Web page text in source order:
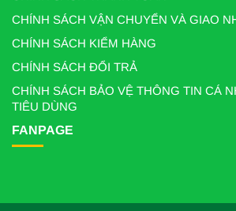
CHÍNH SÁCH VẬN CHUYỂN VÀ GIAO
CHÍNH SÁCH KIỂM HÀNG
CHÍNH SÁCH ĐỔI TRẢ
CHÍNH SÁCH BẢO VỆ THÔNG TIN CÁ
TIÊU DÙNG
FANPAGE